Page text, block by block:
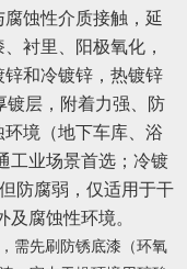
蚀性介质接触，延
衬里、阳极氧化，
和冷镀锌，热镀锌
镀层，附着力强、防
境（地下车库、浴
工业场景首选；冷镀
防腐弱，仅适用于干
腐蚀性环境。
需先刷防锈底漆（环氧